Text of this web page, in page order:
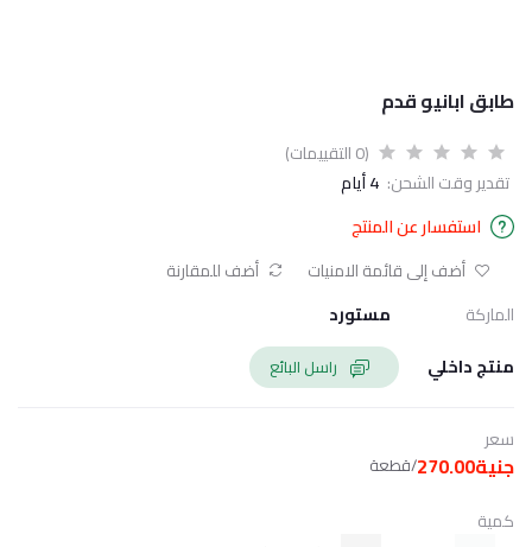
طابق ابانيو قدم
(0 التقييمات)
تقدير وقت الشحن: 4 أيام
استفسار عن المنتج
أضف إلى قائمة الامنيات
أضف للمقارنة
الماركة
مستورد
منتج داخلي
سعر
جنية270.00 /قطعة
كمية